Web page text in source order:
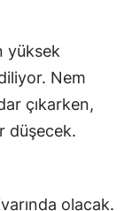
yüksek
Nem
çıkarken,
düşecek.
olacak.